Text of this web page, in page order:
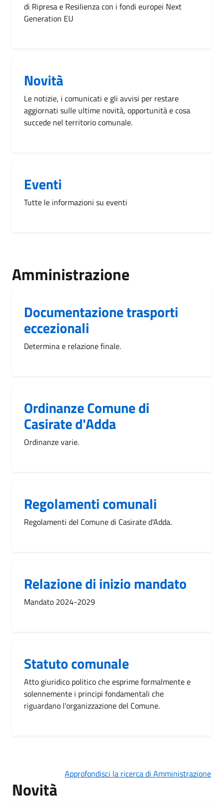
di Ripresa e Resilienza con i fondi europei Next
Generation EU
Novità
Le notizie, i comunicati e gli avvisi per restare
aggiornati sulle ultime novità, opportunità e cosa
succede nel territorio comunale.
Eventi
Tutte le informazioni su eventi
Amministrazione
Documentazione trasporti
eccezionali
Determina e relazione finale.
Ordinanze Comune di
Casirate d'Adda
Ordinanze varie.
Regolamenti comunali
Regolamenti del Comune di Casirate d'Adda.
Relazione di inizio mandato
Mandato 2024-2029
Statuto comunale
Atto giuridico politico che esprime formalmente e
solennemente i principi fondamentali che
riguardano l'organizzazione del Comune.
Approfondisci la ricerca di Amministrazione
Novità